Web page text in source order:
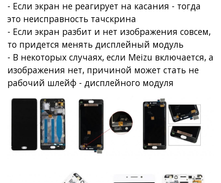
- Если экран не реагирует на касания - тогда
это неисправность тачскрина
- Если экран разбит и нет изображения совсем,
то придется менять дисплейный модуль
- В некоторых случаях, если Meizu включается, а
изображения нет, причиной может стать не
рабочий шлейф - дисплейного модуля